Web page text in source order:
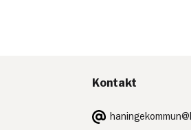
Kontakt
E-
post: